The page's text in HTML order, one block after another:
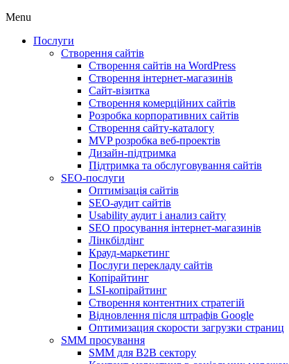
Menu
Послуги
Створення сайтів
Створення сайтів на WordPress
Створення інтернет-магазинів
Сайт-візитка
Створення комерційних сайтів
Розробка корпоративних сайтів
Створення сайту-каталогу
MVP розробка веб-проектів
Дизайн-підтримка
Підтримка та обслуговування сайтів
SEO-послуги
Оптимізація сайтів
SEO-аудит сайтів
Usability аудит і анализ сайту
SEO просування інтернет-магазинів
Лінкбілдінг
Крауд-маркетинг
Послуги перекладу сайтів
Копірайтинг
LSI-копірайтинг
Створення контентних стратегій
Відновлення після штрафів Google
Оптимизация скорости загрузки страниц
SMM просування
SMM для B2B сектору